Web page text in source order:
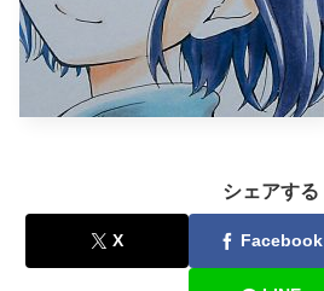
シェアする
X Facebook